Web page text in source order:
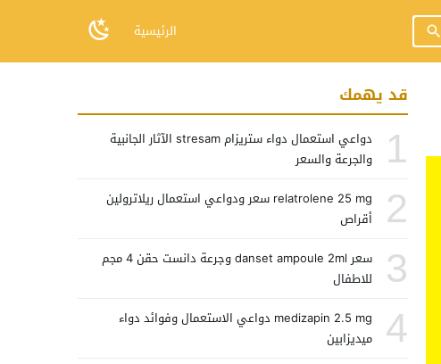
الرئيسية
قد يهمك
1
دواعي استعمال دواء ستريزام stresam الآثار الجانبية
والجرعة والسعر
2
relatrolene 25 mg سعر ودواعي استعمال ريلاترولين
أقراص
3
سعر danset ampoule 2ml وجرعة دانست حقن 4 مجم
للاطفال
4
medizapin 2.5 mg دواعي الاستعمال وفوائد دواء
ميديزابين